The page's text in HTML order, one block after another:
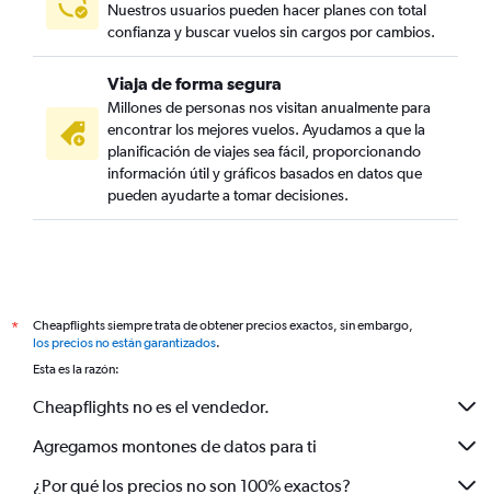
Nuestros usuarios pueden hacer planes con total
confianza y buscar vuelos sin cargos por cambios.
Viaja de forma segura
Millones de personas nos visitan anualmente para
encontrar los mejores vuelos. Ayudamos a que la
planificación de viajes sea fácil, proporcionando
información útil y gráficos basados en datos que
pueden ayudarte a tomar decisiones.
*
Cheapflights siempre trata de obtener precios exactos, sin embargo,
los precios no están garantizados.
Esta es la razón:
Cheapflights no es el vendedor.
Agregamos montones de datos para ti
¿Por qué los precios no son 100% exactos?